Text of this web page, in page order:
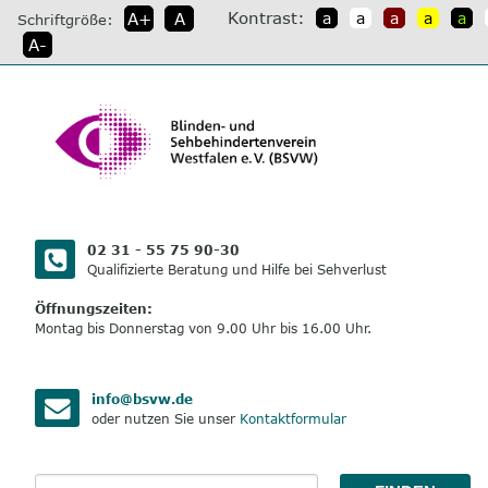
direkt
zum
Inhalt
Schriftgröße: A+
A
A-
Kontrast: a a a a a
02 31 - 55 75 90-30
Qualifizierte Beratung und Hilfe bei Sehverlust
Öffnungszeiten:
Montag bis Donnerstag von 9.00 Uhr bis 16.00 Uhr.
info@bsvw.de
oder nutzen Sie unser Kontaktformular